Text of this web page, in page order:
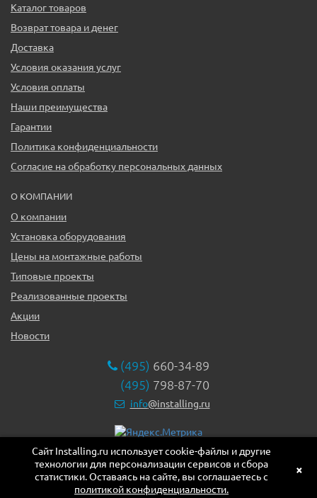
Каталог товаров
Возврат товара и денег
Доставка
Условия оказания услуг
Условия оплаты
Наши преимущества
Гарантии
Политика конфиденциальности
Согласие на обработку персональных данных
О КОМПАНИИ
О компании
Установка оборудования
Цены на монтажные работы
Типовые проекты
Реализованные проекты
Акции
Новости
(495) 660-34-89
(495) 798-87-70
info@installing.ru
119331, г. Москва ул. Марии Ульяновой дом 17а, этаж 2,
офис 10
Сайт Installing.ru использует cookie-файлы и другие
технологии для персонализации сервисов и сбора
статистики. Оставаясь на сайте, вы соглашаетесь с
политикой конфиденциальности.
×